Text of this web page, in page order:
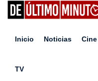
Inicio Noticias Cine
TV